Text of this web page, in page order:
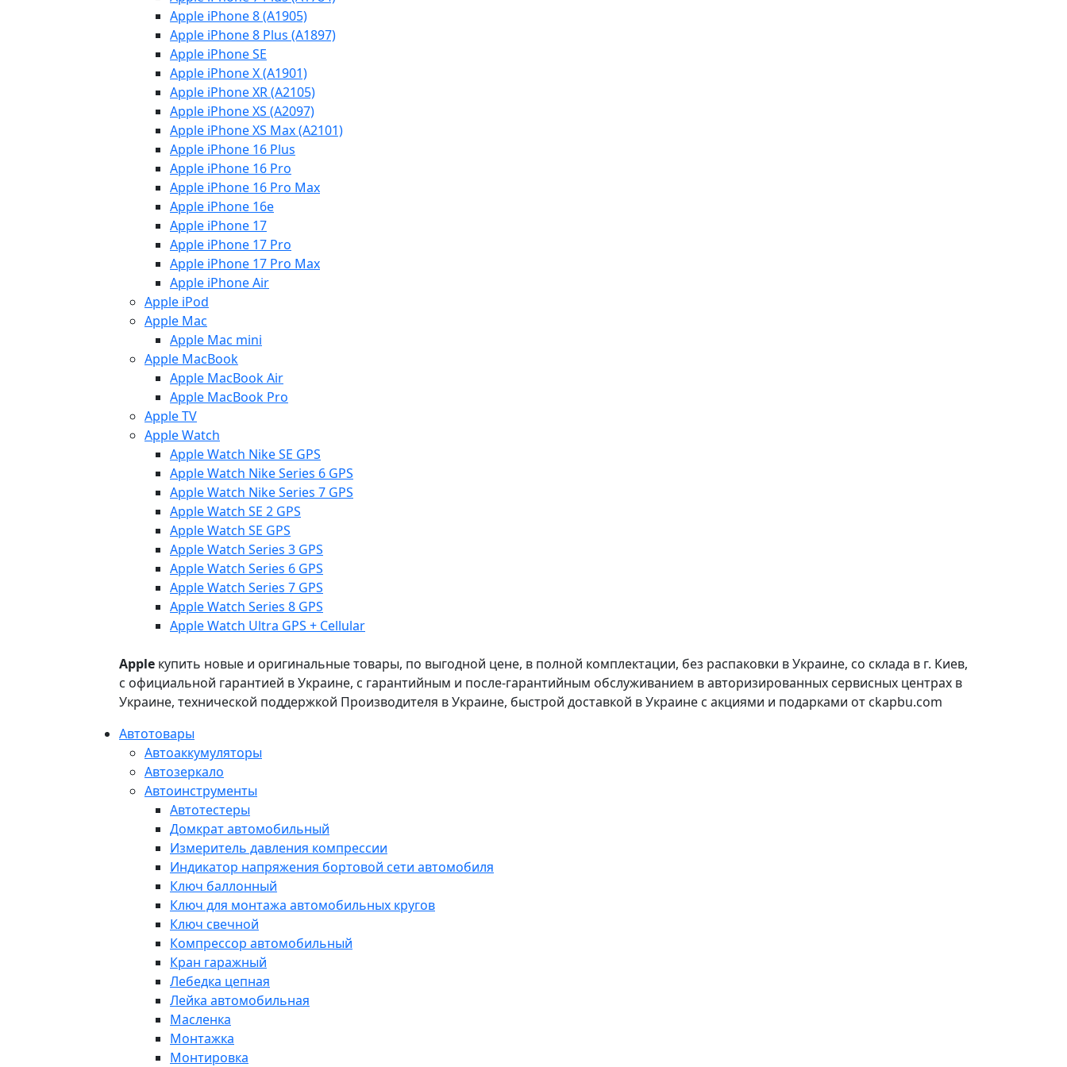
Apple iPhone 8 (A1905)
Apple iPhone 8 Plus (A1897)
Apple iPhone SE
Apple iPhone X (A1901)
Apple iPhone XR (A2105)
Apple iPhone XS (A2097)
Apple iPhone XS Max (A2101)
Apple iPhone 16 Plus
Apple iPhone 16 Pro
Apple iPhone 16 Pro Max
Apple iPhone 16e
Apple iPhone 17
Apple iPhone 17 Pro
Apple iPhone 17 Pro Max
Apple iPhone Air
Apple iPod
Apple Mac
Apple Mac mini
Apple MacBook
Apple MacBook Air
Apple MacBook Pro
Apple TV
Apple Watch
Apple Watch Nike SE GPS
Apple Watch Nike Series 6 GPS
Apple Watch Nike Series 7 GPS
Apple Watch SE 2 GPS
Apple Watch SE GPS
Apple Watch Series 3 GPS
Apple Watch Series 6 GPS
Apple Watch Series 7 GPS
Apple Watch Series 8 GPS
Apple Watch Ultra GPS + Cellular
Apple купить новые и оригинальные товары, по выгодной цене, в полной комплектации, без распаковки в Украине, со склада в г. Киев,
с официальной гарантией в Украине, с гарантийным и после-гарантийным обслуживанием в авторизированных сервисных центрах в
Украине, технической поддержкой Производителя в Украине, быстрой доставкой в Украине с акциями и подарками от ckapbu.com
Автотовары
Автоаккумуляторы
Автозеркало
Автоинструменты
Автотестеры
Домкрат автомобильный
Измеритель давления компрессии
Индикатор напряжения бортовой сети автомобиля
Ключ баллонный
Ключ для монтажа автомобильных кругов
Ключ свечной
Компрессор автомобильный
Кран гаражный
Лебедка цепная
Лейка автомобильная
Масленка
Монтажка
Монтировка